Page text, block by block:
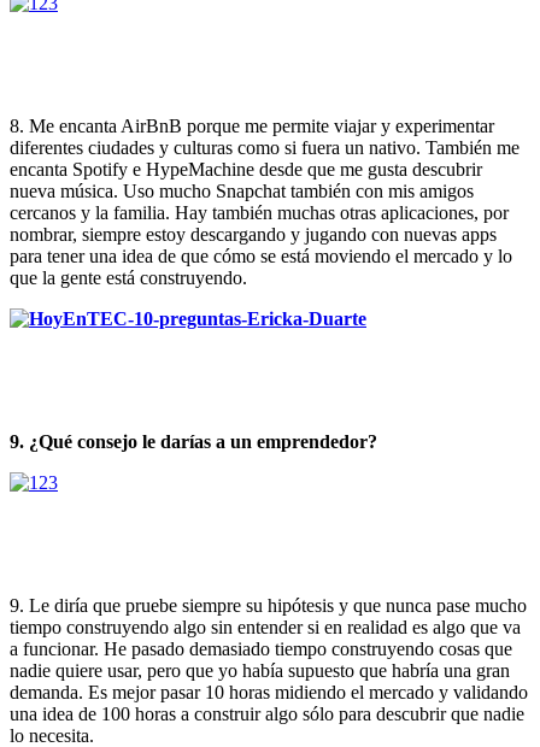
8. Me encanta AirBnB porque me permite viajar y experimentar
diferentes ciudades y culturas como si fuera un nativo. También me
encanta Spotify e HypeMachine desde que me gusta descubrir
nueva música. Uso mucho Snapchat también con mis amigos
cercanos y la familia. Hay también muchas otras aplicaciones, por
nombrar, siempre estoy descargando y jugando con nuevas apps
para tener una idea de que cómo se está moviendo el mercado y lo
que la gente está construyendo.
9. ¿Qué consejo le darías a un emprendedor?
9. Le diría que pruebe siempre su hipótesis y que nunca pase mucho
tiempo construyendo algo sin entender si en realidad es algo que va
a funcionar. He pasado demasiado tiempo construyendo cosas que
nadie quiere usar, pero que yo había supuesto que habría una gran
demanda. Es mejor pasar 10 horas midiendo el mercado y validando
una idea de 100 horas a construir algo sólo para descubrir que nadie
lo necesita.